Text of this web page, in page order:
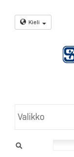
Kieli
Valikko